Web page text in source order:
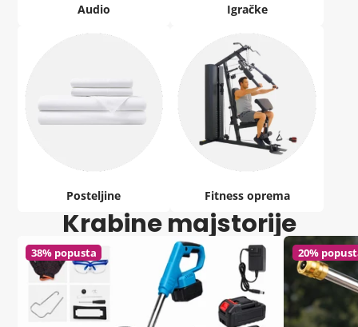
Audio Igračke
Posteljine Fitness oprema
Krabine majstorije
38% popusta 20%